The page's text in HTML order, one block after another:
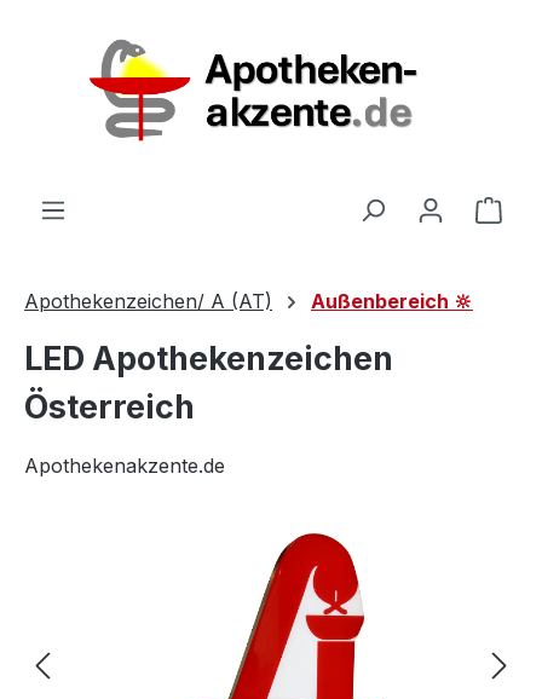
Apothekenzeichen/ A (AT) Außenbereich 🔆
LED Apothekenzeichen
Österreich
Apothekenakzente.de